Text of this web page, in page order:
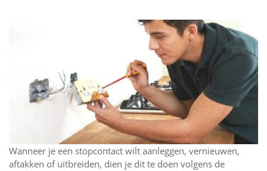
Wanneer je een stopcontact wilt aanleggen, vernieuwen,
aftakken of uitbreiden, dien je dit te doen volgens de